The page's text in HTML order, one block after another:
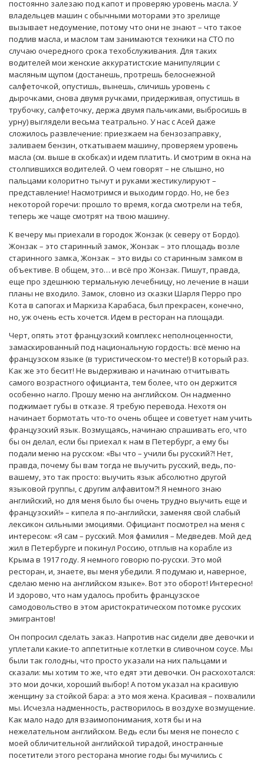
постоянно залезаю под капот и проверяю уровень масла. У
владельцев машин с обычными моторами это зрелище
вызывает недоумение, потому что они не знают – что такое
подлив масла, и маслом там занимаются техники на СТО по
случаю очередного срока техобслуживания. Для таких
водителей мои женские аккуратистские манипуляции с
масляным щупом (достанешь, протрешь белоснежной
салфеточкой, опустишь, вынешь, сличишь уровень с
дырочками, снова двумя ручками, придерживая, опустишь в
трубочку, салфеточку, держа двумя пальчиками, выбросишь в
урну) выглядели весьма театрально. У нас с Асей даже
сложилось развлечение: приезжаем на бензозаправку,
заливаем бензин, откатываем машину, проверяем уровень
масла (см. выше в скобках) и идем платить. И смотрим в окна на
столпившихся водителей. О чем говорят – не слышно, но
пальцами колоритно тычут и руками жестикулируют –
представление! Насмотримся и выходим гордо. Но, не без
некоторой горечи: прошло то время, когда смотрели на тебя,
теперь же чаще смотрят на твою машину.
К вечеру мы приехали в городок Жонзак (к северу от Бордо).
Жонзак – это старинный замок, Жонзак – это площадь возле
старинного замка, Жонзак – это виды со старинным замком в
объективе. В общем, это… и всё про Жонзак. Пишут, правда,
еще про здешнюю термальную лечебницу, но лечение в наши
планы не входило. Замок, словно из сказки Шарля Перро про
Кота в сапогах и Маркиза Карабаса, был прекрасен, конечно,
но, уж очень есть хочется. Идем в ресторан на площади.
Черт, опять этот французский комплекс неполноценности,
замаскированный под национальную гордость: всё меню на
французском языке (в туристическом-то месте!) В который раз.
Как же это бесит! Не выдерживаю и начинаю отчитывать
самого возрастного официанта, тем более, что он держится
особенно нагло. Прошу меню на английском. Он надменно
поджимает губы в отказе. Я требую перевода. Нехотя он
начинает бормотать что-то очень общее и советует нам учить
французский язык. Возмущаясь, начинаю спрашивать его, что
бы он делал, если бы приехал к нам в Петербург, а ему бы
подали меню на русском: «Вы что – учили бы русский?! Нет,
правда, почему бы вам тогда не выучить русский, ведь, по-
вашему, это так просто: выучить язык абсолютно другой
языковой группы, с другим алфавитом?! Я немного знаю
английский, но для меня было бы очень трудно выучить еще и
французский!» – кипела я по-английски, заменяя свой слабый
лексикон сильными эмоциями. Официант посмотрел на меня с
интересом: «Я сам – русский. Моя фамилия – Медведев. Мой дед
жил в Петербурге и покинул Россию, отплыв на корабле из
Крыма в 1917 году. Я немного говорю по-русски. Это мой
ресторан, и, знаете, вы меня убедили. Я подумаю и, наверное,
сделаю меню на английском языке». Вот это оборот! Интересно!
И здорово, что нам удалось пробить французское
самодовольство в этом аристократическом потомке русских
эмигрантов!
Он попросил сделать заказ. Напротив нас сидели две девочки и
уплетали какие-то аппетитные котлетки в сливочном соусе. Мы
были так голодны, что просто указали на них пальцами и
сказали: мы хотим то же, что едят эти девочки. Он расхохотался:
это мои дочки, хороший выбор! А потом указал на красивую
женщину за стойкой бара: а это моя жена. Красивая – похвалили
мы. Исчезла надменность, растворилось в воздухе возмущение.
Как мало надо для взаимопонимания, хотя бы и на
нежелательном английском. Ведь если бы меня не понесло с
моей обличительной английской тирадой, иностранные
посетители этого ресторана многие годы бы мучились с